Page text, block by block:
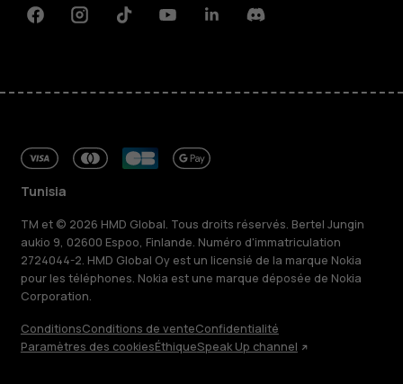
FacebookInstagramTiktokYoutubeLinkedinDiscord
Tunisia
TM et © 2026 HMD Global. Tous droits réservés. Bertel Jungin
aukio 9, 02600 Espoo, Finlande. Numéro d'immatriculation
2724044-2. HMD Global Oy est un licensié de la marque Nokia
pour les téléphones. Nokia est une marque déposée de Nokia
Corporation.
ConditionsConditions de venteConfidentialité
Paramètres des cookiesÉthiqueSpeak Up channel